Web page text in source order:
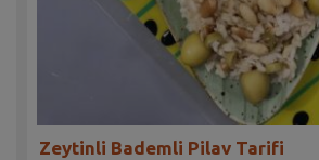
Zeytinli Bademli Pilav Tarifi